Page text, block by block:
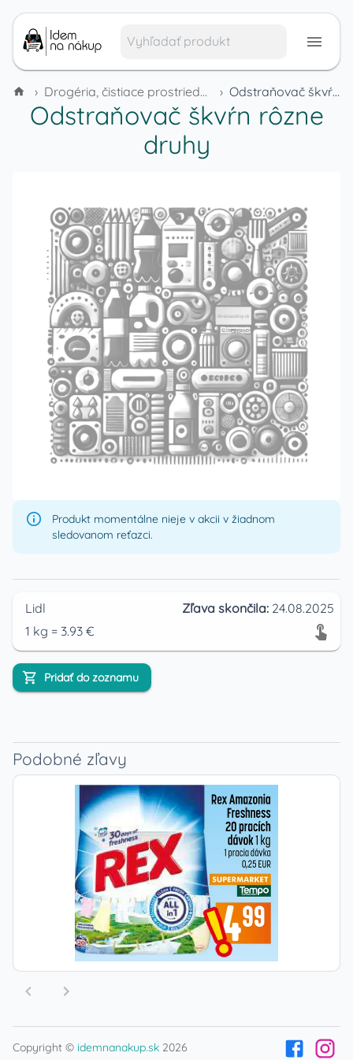
› Drogéria, čistiace prostriedky a domáca chémia › Odstraňovač škvŕn rôzne druhy
Odstraňovač škvŕn rôzne
druhy
Produkt momentálne nieje v akcii v žiadnom
sledovanom reťazci.
Lidl Zľava skončila: 24.08.2025
1 kg = 3.93 €
Pridať do zoznamu
Podobné zľavy
Copyright © idemnanakup.sk 2026